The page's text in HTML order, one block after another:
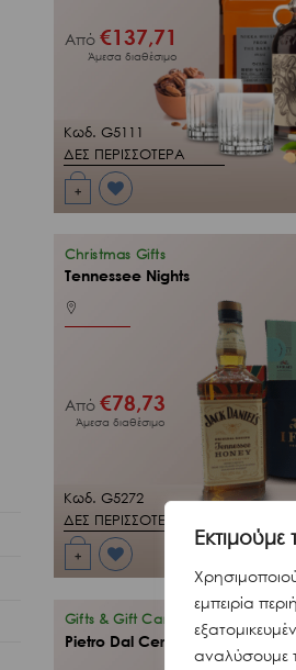
Εκτιμούμε
εμπειρία
αναλύσουμε
Προσθήκη
μου
+
Κωδ. G5111
ΔΕΣ ΠΕΡΙΣΣΟΤΕΡΑ
Από €137,71
Άμεσα διαθέσιμο
Προσθήκη
μου
+
Κωδ. G5272
ΔΕΣ ΠΕΡΙΣΣΟΤΕΡΑ
Christmas Gifts
Tennessee Nights
Από €78,73
Άμεσα διαθέσιμο
Gifts & Gift Cards
Pietro Dal Cero Amarone Gift